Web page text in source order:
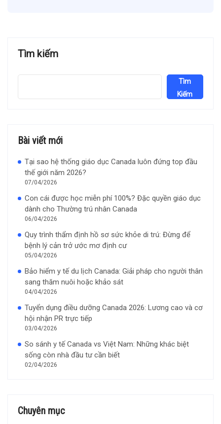
Tìm kiếm
Tìm
Kiếm
Bài viết mới
Tại sao hệ thống giáo dục Canada luôn đứng top đầu
thế giới năm 2026?
07/04/2026
Con cái được học miễn phí 100%? Đặc quyền giáo dục
dành cho Thường trú nhân Canada
06/04/2026
Quy trình thẩm định hồ sơ sức khỏe di trú: Đừng để
bệnh lý cản trở ước mơ định cư
05/04/2026
Bảo hiểm y tế du lịch Canada: Giải pháp cho người thân
sang thăm nuôi hoặc khảo sát
04/04/2026
Tuyển dụng điều dưỡng Canada 2026: Lương cao và cơ
hội nhận PR trực tiếp
03/04/2026
So sánh y tế Canada vs Việt Nam: Những khác biệt
sống còn nhà đầu tư cần biết
02/04/2026
Chuyên mục